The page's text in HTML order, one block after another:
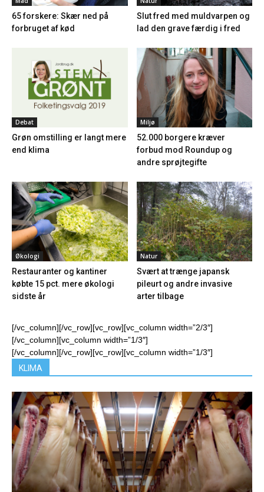
65 forskere: Skær ned på
forbruget af kød
Slut fred med muldvarpen og
lad den grave færdig i fred
Debat
Grøn omstilling er langt mere
end klima
Miljø
52.000 borgere kræver
forbud mod Roundup og
andre sprøjtegifte
Økologi
Restauranter og kantiner
købte 15 pct. mere økologi
sidste år
Natur
Svært at trænge japansk
pileurt og andre invasive
arter tilbage
[/vc_column][/vc_row][vc_row][vc_column width=”2/3″]
[/vc_column][vc_column width=”1/3″]
[/vc_column][/vc_row][vc_row][vc_column width=”1/3″]
KLIMA